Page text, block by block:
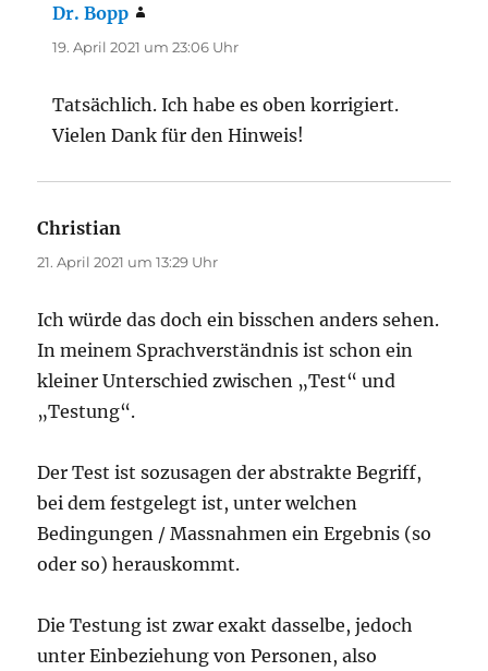
Dr. Bopp
19. April 2021 um 23:06 Uhr
Tatsächlich. Ich habe es oben korrigiert.
Vielen Dank für den Hinweis!
Christian
21. April 2021 um 13:29 Uhr
Ich würde das doch ein bisschen anders sehen.
In meinem Sprachverständnis ist schon ein
kleiner Unterschied zwischen „Test“ und
„Testung“.
Der Test ist sozusagen der abstrakte Begriff,
bei dem festgelegt ist, unter welchen
Bedingungen / Massnahmen ein Ergebnis (so
oder so) herauskommt.
Die Testung ist zwar exakt dasselbe, jedoch
unter Einbeziehung von Personen, also